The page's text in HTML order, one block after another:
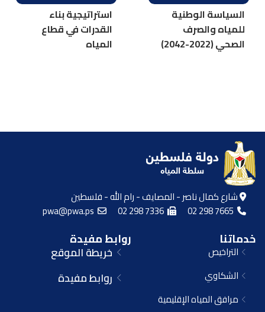
السياسة الوطنية
للمياه والصرف
الصحي (2022-2042)
استراتيجية بناء
القدرات في قطاع
المياه
شارع كمال ناصر - المصايف - رام الله - فلسطين
02 298 7665
02 298 7336
خدماتنا
التراخيص
الشكاوي
مرافق المياه الإقليمية
روابط مفيدة
خريطة الموقع
روابط مفيدة